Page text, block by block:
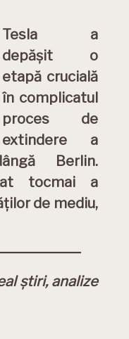
Tesla a
depășit o
etapă crucială
în complicatul
proces de
extindere a
Berlin.
tocmai a
de mediu,
știri, analize